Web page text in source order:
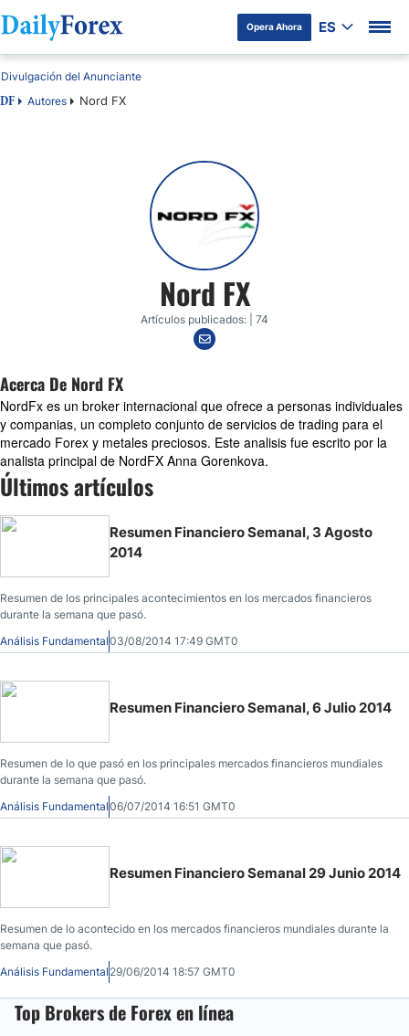
Opera Ahora ES
DF Autores Nord FX
Divulgación del Anunciante
Nord FX
Artículos publicados: | 74
Acerca De Nord FX
NordFx es un broker internacional que ofrece a personas individuales
y companias, un completo conjunto de servicios de trading para el
mercado Forex y metales preciosos. Este analisis fue escrito por la
analista principal de NordFX Anna Gorenkova.
Últimos artículos
Resumen Financiero Semanal, 3 Agosto
2014
Resumen de los principales acontecimientos en los mercados financieros
durante la semana que pasó.
Análisis Fundamental03/08/2014 17:49 GMT0
Resumen Financiero Semanal, 6 Julio 2014
Resumen de lo que pasó en los principales mercados financieros mundiales
durante la semana que pasó.
Análisis Fundamental06/07/2014 16:51 GMT0
Resumen Financiero Semanal 29 Junio 2014
Resumen de lo acontecido en los mercados financieros mundiales durante la
semana que pasó.
Análisis Fundamental 29/06/2014 18:57 GMT0
Top Brokers de Forex en línea